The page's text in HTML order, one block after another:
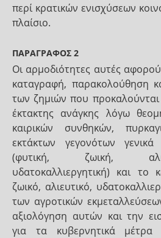
περί κρατικών ενισχύσεων
πλαίσιο.
ΠΑΡΑΓΡΑΦΟΣ 2
Οι αρμοδιότητες αυτές
καταγραφή, παρακολούθηση
των ζημιών που
έκτακτης ανάγκης λόγω
καιρικών συνθηκών,
εκτάκτων γεγονότων
(φυτική, ζωική,
υδατοκαλλιεργητική) και το
ζωικό, αλιευτικό,
των αγροτικών
αξιολόγηση αυτών και την
για τα κυβερνητικά